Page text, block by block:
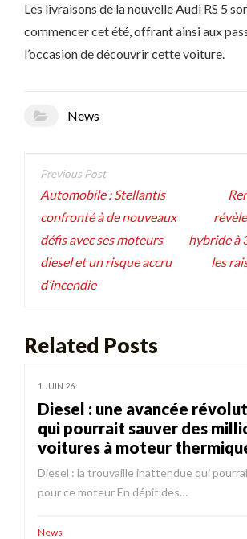
Les livraisons de la nouvelle Audi RS 5
commencer cet été, offrant ainsi aux
l’occasion de découvrir cette voiture.
News
Navigation
de
l’article
Automobile : Stellantis
confronté à de nouveaux
défis avec ses moteurs
diesel et un risque accru
d’incendie
hybride à
les
Related Posts
1 JUIN 26
Diesel : une avancée
qui pourrait sauver des
voitures à moteur
Diesel : la trouvaille inattendue qui
pour ce moteur En dépit des…
News